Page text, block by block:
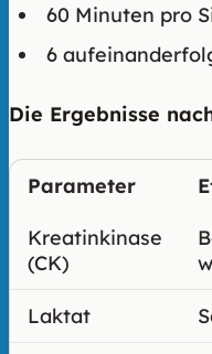
60 Minuten pro
6
Die Ergebnisse
Parameter
Kreatinkinase
(CK)
Laktat